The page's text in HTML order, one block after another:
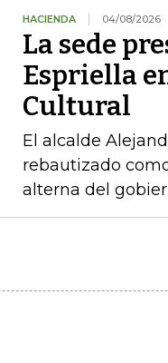
HACIENDA 04/08/2026
La sede
Espriella
Cultural
El alcalde
rebautizado
alterna del